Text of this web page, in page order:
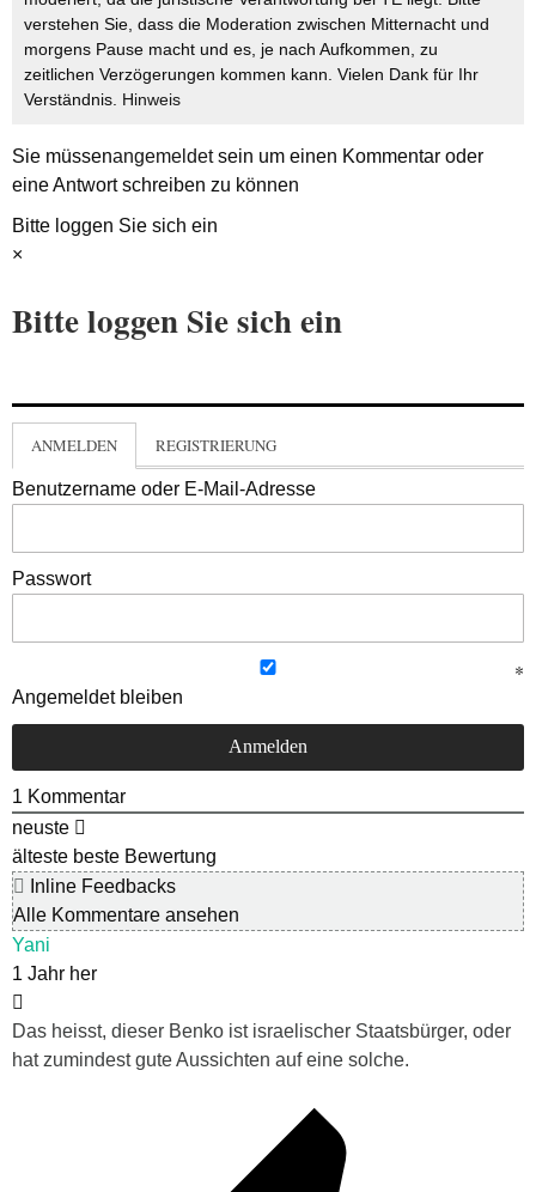
verstehen Sie, dass die Moderation zwischen Mitternacht und
morgens Pause macht und es, je nach Aufkommen, zu
zeitlichen Verzögerungen kommen kann. Vielen Dank für Ihr
Verständnis. Hinweis
Sie müssenangemeldetsein um einen Kommentar oder
eine Antwort schreiben zu können
Bitte loggen Sie sich ein
×
Bitte loggen Sie sich ein
ANMELDEN REGISTRIERUNG
Benutzername oder E-Mail-Adresse
Passwort
Angemeldet bleiben
1 Kommentar
neuste
älteste beste Bewertung
Inline Feedbacks
Alle Kommentare ansehen
Yani
1 Jahr her
Das heisst, dieser Benko ist israelischer Staatsbürger, oder
hat zumindest gute Aussichten auf eine solche.